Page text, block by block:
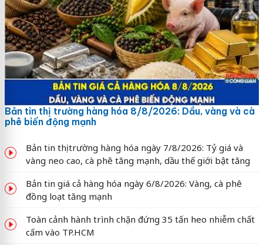
Bản tin thị trường hàng hóa 8/8/2026: Dầu, vàng và cà
phê biến động mạnh
Bản tin thị trường hàng hóa ngày 7/8/2026: Tỷ giá và
vàng neo cao, cà phê tăng mạnh, dầu thế giới bật tăng
Bản tin giá cả hàng hóa ngày 6/8/2026: Vàng, cà phê
đồng loạt tăng mạnh
Toàn cảnh hành trình chặn đứng 35 tấn heo nhiễm chất
cấm vào TP.HCM